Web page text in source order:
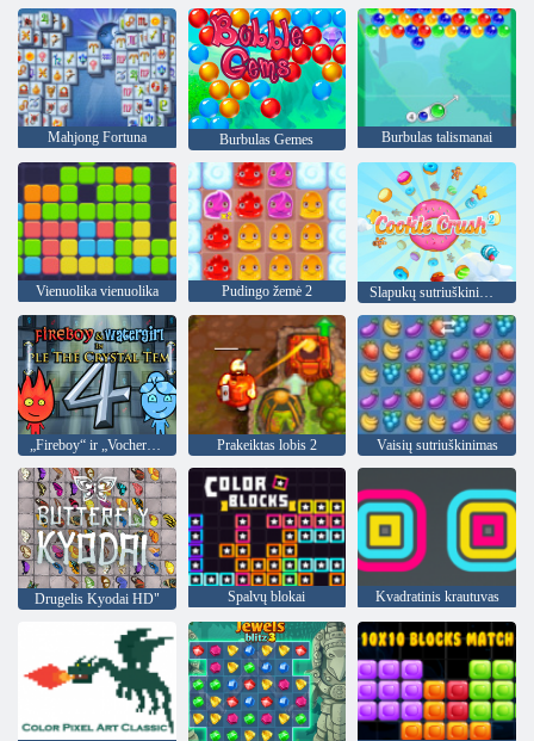
Mahjong Fortuna Burbulas Gemes Burbulas talismanai
Vienuolika vienuolika Pudingo žemė 2 Slapukų sutriuškinimas 2
„Fireboy“ ir „Vochergirl 4“: „Crystal Temple“ Prakeiktas lobis 2 Vaisių sutriuškinimas
Drugelis Kyodai HD" Spalvų blokai Kvadratinis krautuvas